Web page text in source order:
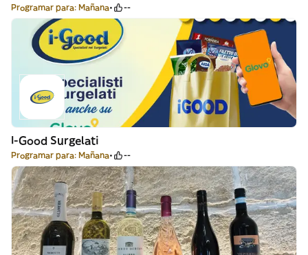
Programar para: Mañana --
I-Good Surgelati
Programar para: Mañana --